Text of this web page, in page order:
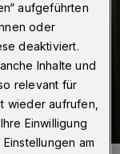
aufgeführten
oder
deaktiviert.
Inhalte und
relevant für
wieder aufrufen,
Einwilligung
am